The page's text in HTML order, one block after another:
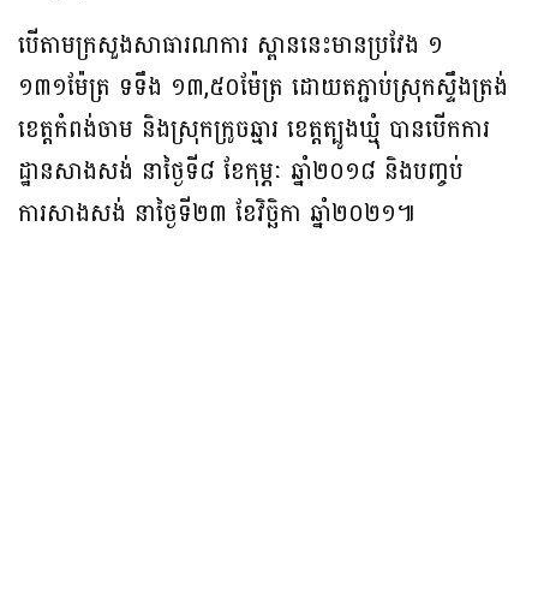
បើតាមក្រសួងសាធារណការ ស្ពាននេះមានប្រវែង ១
១៣១ម៉ែត្រ ទទឹង ១៣,៥០ម៉ែត្រ ដោយតភ្ជាប់ស្រុកស្ទឹងត្រង់
ខេត្តកំពង់ចាម និងស្រុកក្រូចឆ្មារ ខេត្តត្បូងឃ្មុំ បានបើកការ
ដ្ឋានសាងសង់ នាថ្ងៃទី៨ ខែកុម្ភៈ ឆ្នាំ២០១៨ និងបញ្ចប់
ការសាងសង់ នាថ្ងៃទី២៣ ខែវិច្ឆិកា ឆ្នាំ២០២១៕